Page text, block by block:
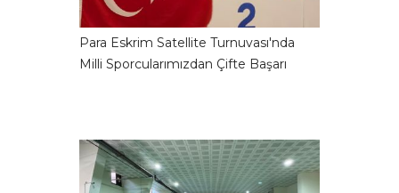
Para Eskrim Satellite Turnuvası'nda
Milli Sporcularımızdan Çifte Başarı